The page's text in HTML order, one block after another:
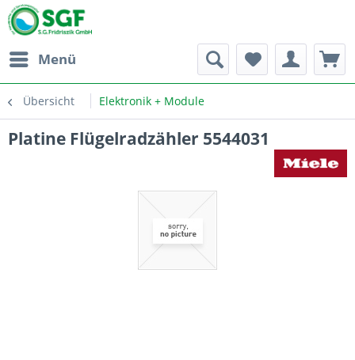
Menü
Übersicht Elektronik + Module
Platine Flügelradzähler 5544031